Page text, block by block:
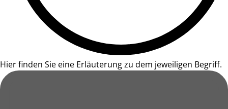
Hier finden Sie eine Erläuterung zu dem jeweiligen Begriff.